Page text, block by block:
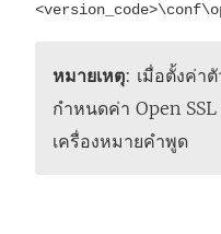
หมายเหตุ: เมื่อตั้งค่า
กำหนดค่า Open
เครื่องหมายคำพูด